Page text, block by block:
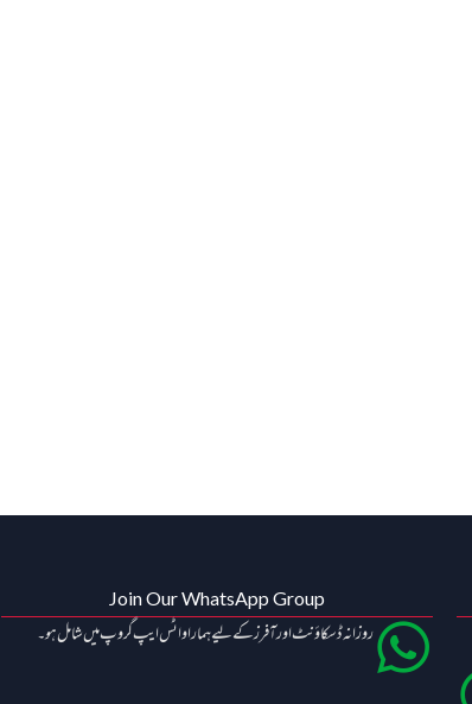
Join Our WhatsApp Group
روزانہ ڈسکاؤنٹ اور آفرز کے لیے ہمارا واٹس ایپ گروپ میں شامل ہو۔